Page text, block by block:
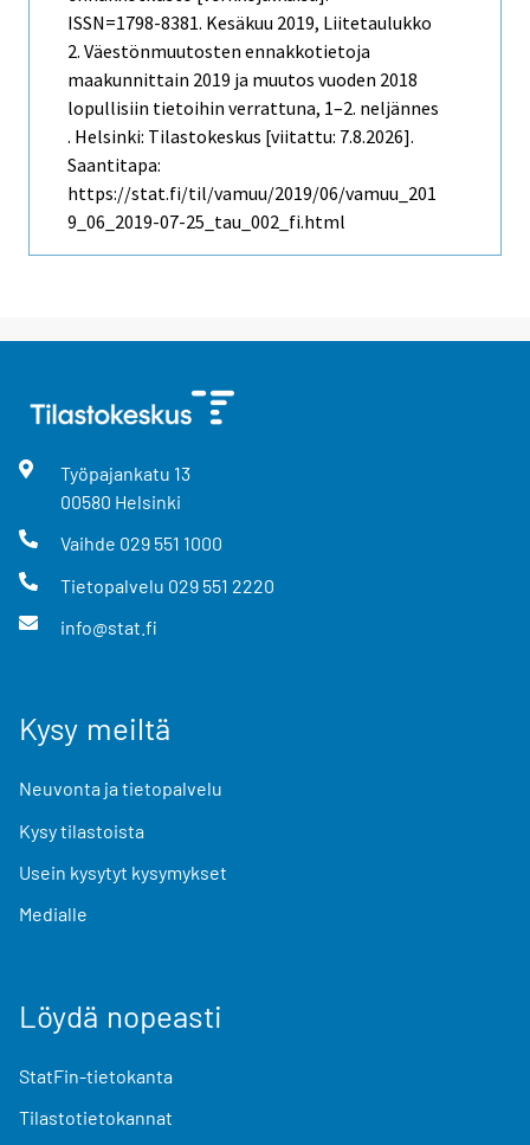
ISSN=1798-8381. Kesäkuu 2019, Liitetaulukko
2. Väestönmuutosten ennakkotietoja
maakunnittain 2019 ja muutos vuoden 2018
lopullisiin tietoihin verrattuna, 1–2. neljännes
. Helsinki: Tilastokeskus [viitattu: 7.8.2026].
Saantitapa:
https://stat.fi/til/vamuu/2019/06/vamuu_201
9_06_2019-07-25_tau_002_fi.html
Työpajankatu 13
00580 Helsinki
Vaihde 029 551 1000
Tietopalvelu 029 551 2220
info@stat.fi
Kysy meiltä
Neuvonta ja tietopalvelu
Kysy tilastoista
Usein kysytyt kysymykset
Medialle
Löydä nopeasti
StatFin-tietokanta
Tilastotietokannat